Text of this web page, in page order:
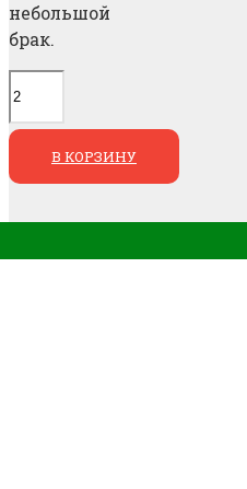
небольшой
брак.
В КОРЗИНУ